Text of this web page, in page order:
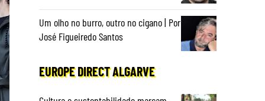
Um olho no burro, outro no cigano | Por
José Figueiredo Santos
EUROPE DIRECT ALGARVE